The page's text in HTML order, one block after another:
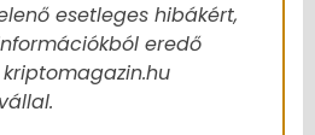
esetleges hibákért,
eredő